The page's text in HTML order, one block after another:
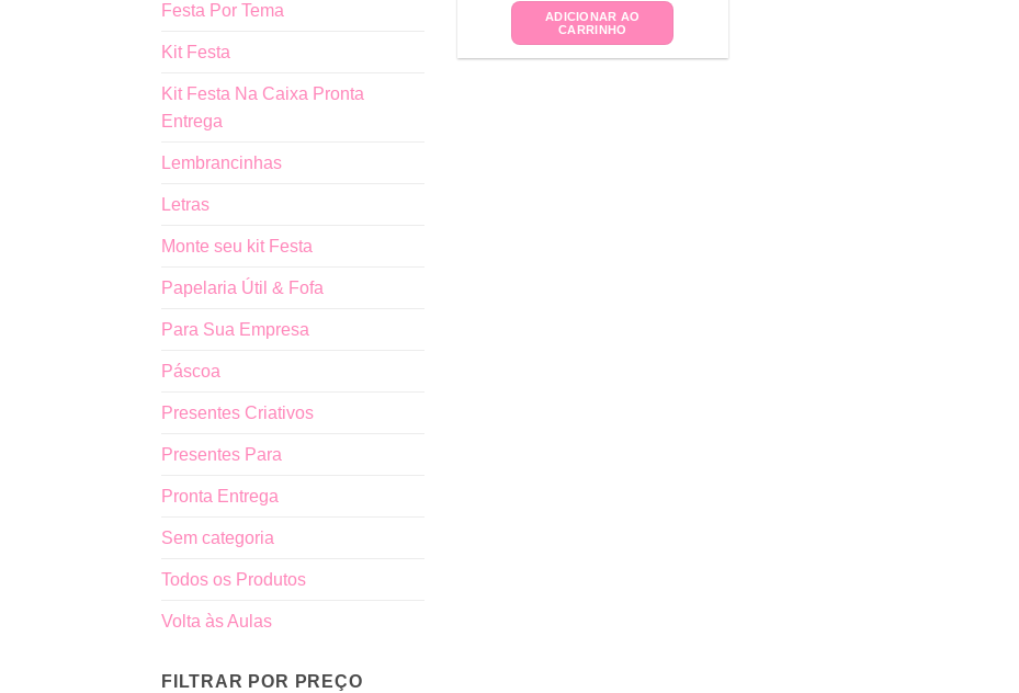
Festa Por Tema
Kit Festa
Kit Festa Na Caixa Pronta
Entrega
Lembrancinhas
Letras
Monte seu kit Festa
Papelaria Útil & Fofa
Para Sua Empresa
Páscoa
Presentes Criativos
Presentes Para
Pronta Entrega
Sem categoria
Todos os Produtos
Volta às Aulas
FILTRAR POR PREÇO
ADICIONAR AO
CARRINHO